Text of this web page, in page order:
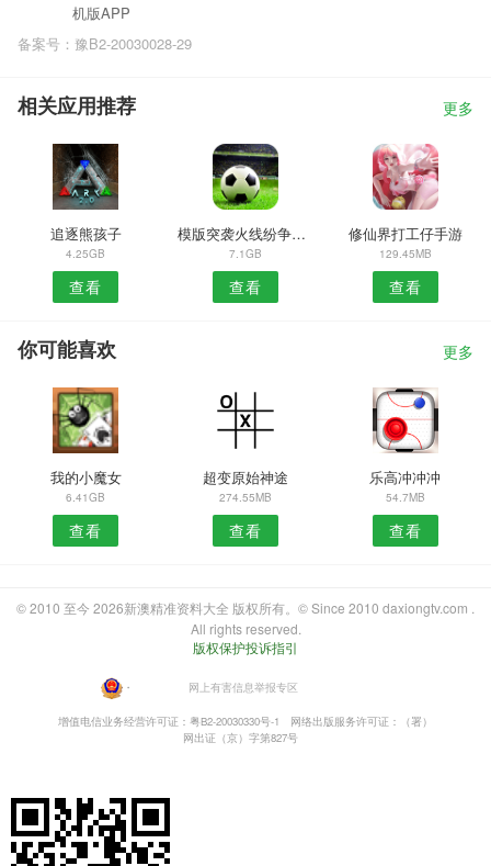
机版APP
备案号：豫B2-20030028-29
相关应用推荐 更多
追逐熊孩子
4.25GB
查看
模版突袭火线纷争手游
7.1GB
查看
修仙界打工仔手游
129.45MB
查看
你可能喜欢 更多
我的小魔女
6.41GB
查看
超变原始神途
274.55MB
查看
乐高冲冲冲
54.7MB
查看
© 2010 至今 2026新澳精准资料大全 版权所有。© Since 2010 daxiongtv.com .
All rights reserved.
版权保护投诉指引
・ 网上有害信息举报专区
增值电信业务经营许可证：粤B2-20030330号-1
网络出版服务许可证：（署）
网出证（京）字第827号